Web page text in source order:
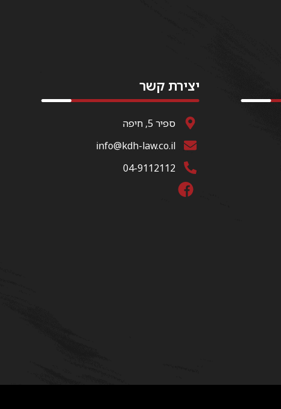
יצירת קשר
ספיר 5, חיפה
info@kdh-law.co.il
04-9112112